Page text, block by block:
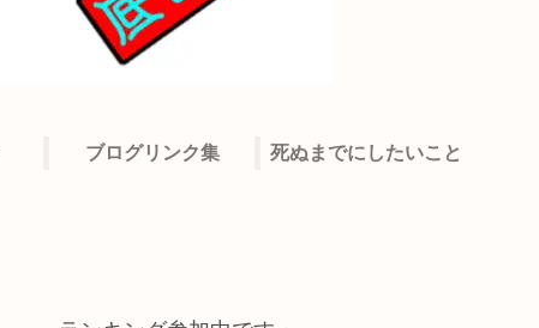
ブログリンク集 死ぬまでにしたいこと